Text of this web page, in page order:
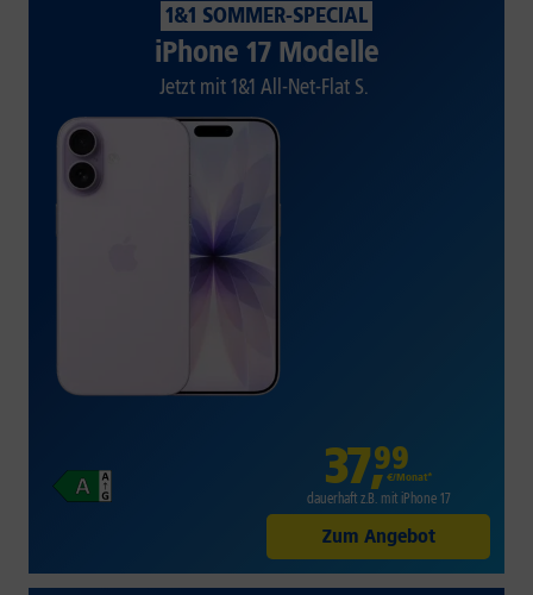
1&1 SOMMER-SPECIAL
iPhone 17 Modelle
Jetzt mit 1&1 All-Net-Flat S.
37,99
€/Monat*
dauerhaft z.B. mit iPhone 17
Zum Angebot